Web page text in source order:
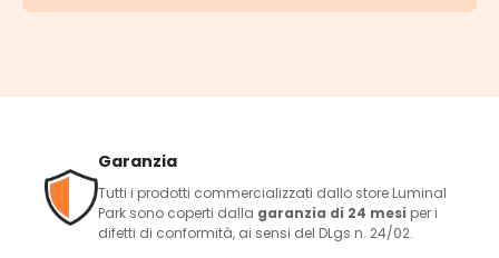
Garanzia
Tutti i prodotti commercializzati dallo store Luminal
Park sono coperti dalla garanzia di 24 mesi per i
difetti di conformità, ai sensi del DLgs n. 24/02.